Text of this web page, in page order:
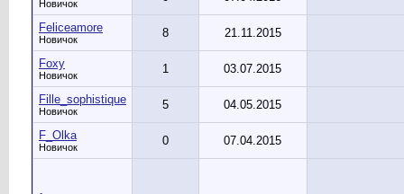
Новичок
Feliceamore
Новичок 8 21.11.2015
Foxy
Новичок 1 03.07.2015
Fille_sophistique
Новичок 5 04.05.2015
F_Olka
Новичок 0 07.04.2015